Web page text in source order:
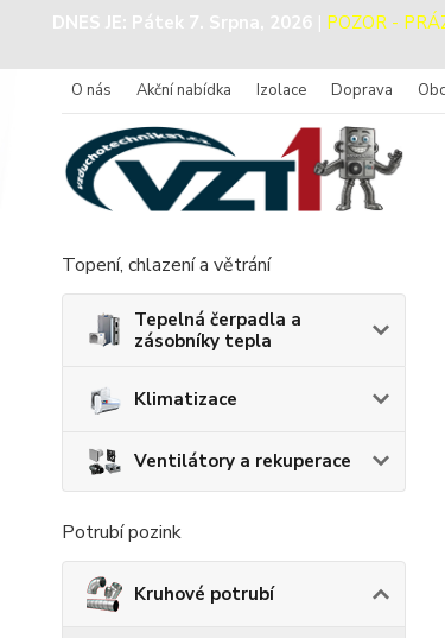
DNES JE: Pátek 7. Srpna, 2026 | POZOR -
O nás Akční nabídka Izolace Doprava
Topení, chlazení a větrání
Tepelná čerpadla a
zásobníky tepla
Klimatizace
Ventilátory a rekuperace
Potrubí pozink
Kruhové potrubí